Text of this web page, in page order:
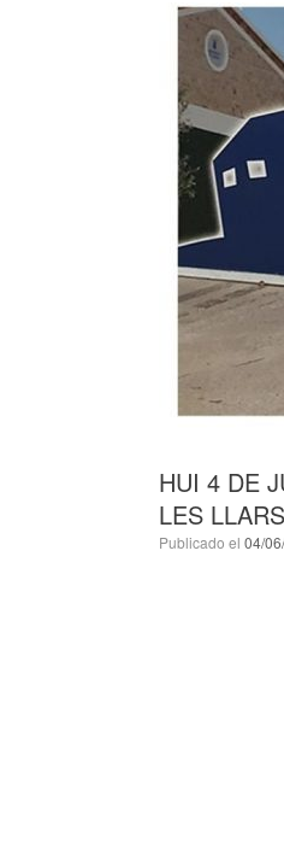
HUI 4 DE
LES
Publicado el 04/